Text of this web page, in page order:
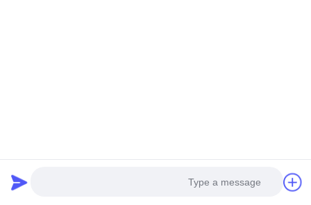
برای دریافت تخفیف ها و موارد دیگر، به خبرنامه ما ثبت نام کنید.